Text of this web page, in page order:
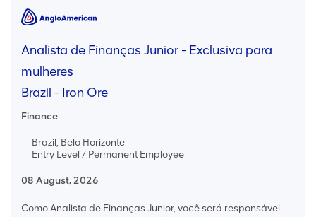
Analista de Finanças Junior - Exclusiva para
mulheres
Brazil - Iron Ore
Finance
Brazil, Belo Horizonte
Entry Level / Permanent Employee
08 August, 2026
Como Analista de Finanças Junior, você será responsável